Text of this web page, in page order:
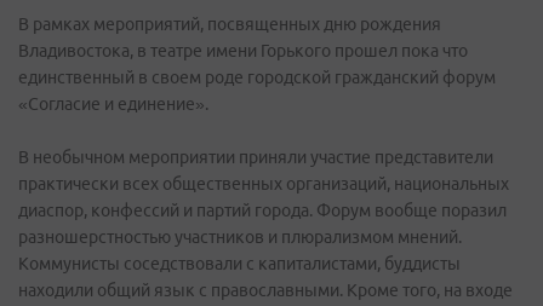
В рамках мероприятий, посвященных дню рождения
Владивостока, в театре имени Горького прошел пока что
единственный в своем роде городской гражданский форум
«Согласие и единение».
В необычном мероприятии приняли участие представители
практически всех общественных организаций, национальных
диаспор, конфессий и партий города. Форум вообще поразил
разношерстностью участников и плюрализмом мнений.
Коммунисты соседствовали с капиталистами, буддисты
находили общий язык с православными. Кроме того, на входе